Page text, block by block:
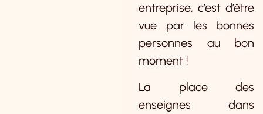
entreprise, c’est d’être
vue par les bonnes
personnes au bon
moment !
La place des
enseignes dans